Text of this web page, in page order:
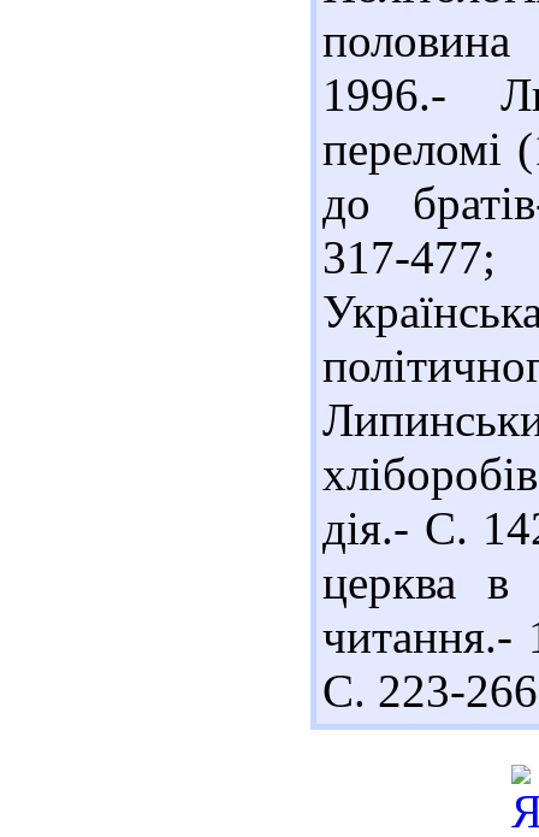
1996.-
переломі
до
317-
дія.- С.
церква в
С. 223-